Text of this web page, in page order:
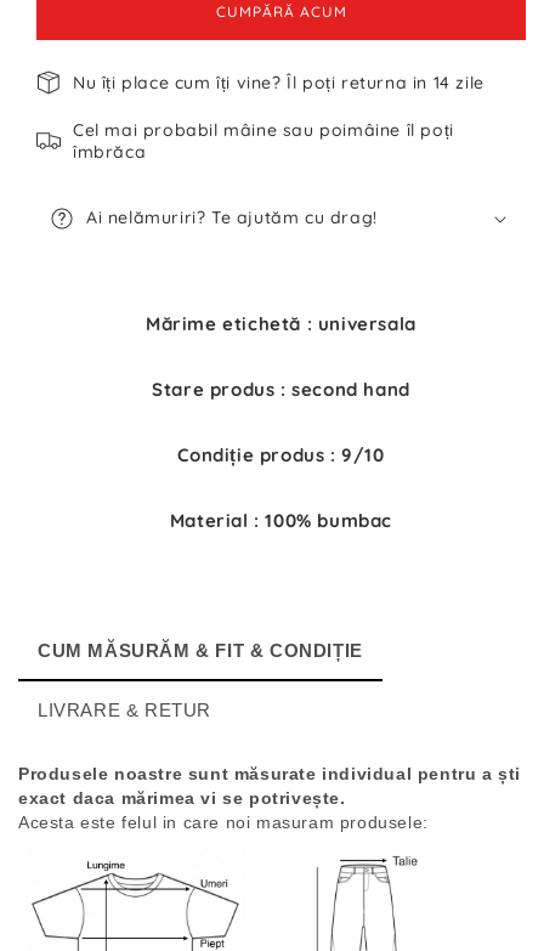
Şapcă
Vintage
Şapcă
Vintage
CUMPĂRĂ ACUM
Nu îți place cum îți vine? Îl poți returna in 14 zile
Cel mai probabil mâine sau poimâine îl poți
îmbrăca
Ai nelămuriri? Te ajutăm cu drag!
Mărime etichetă : universala
Stare produs : second hand
Condiție produs : 9/10
Material : 100% bumbac
CUM MĂSURĂM & FIT & CONDIȚIE
Produsele noastre sunt măsurate individual pentru a ști
exact daca mărimea vi se potrivește.
Acesta este felul in care noi masuram produsele:
LIVRARE & RETUR